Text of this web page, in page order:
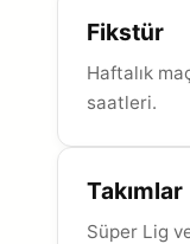
Fikstür
Haftalık
saatleri.
Takımlar
Süper Lig